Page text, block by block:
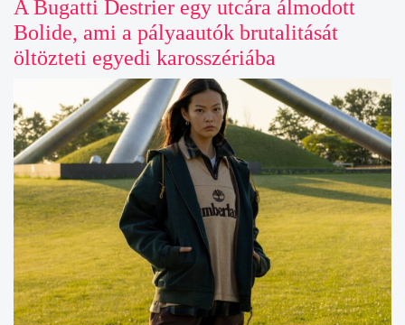
A Bugatti Destrier egy utcára álmodott
Bolide, ami a pályaautók brutalitását
öltözteti egyedi karosszériába